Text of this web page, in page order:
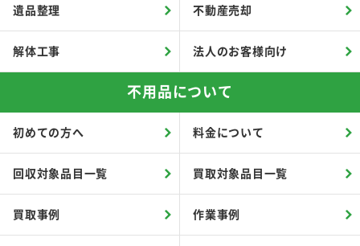
遺品整理 不動産売却
解体工事 法人のお客様向け
不用品について
初めての方へ 料金について
回収対象品目一覧 買取対象品目一覧
買取事例 作業事例